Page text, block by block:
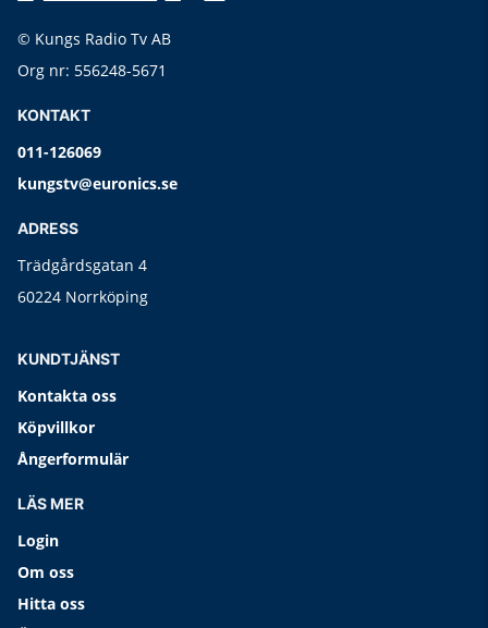
© Kungs Radio Tv AB
Org nr: 556248-5671
KONTAKT
011-126069
kungstv@euronics.se
ADRESS
Trädgårdsgatan 4
60224 Norrköping
KUNDTJÄNST
Kontakta oss
Köpvillkor
Ångerformulär
LÄS MER
Login
Om oss
Hitta oss